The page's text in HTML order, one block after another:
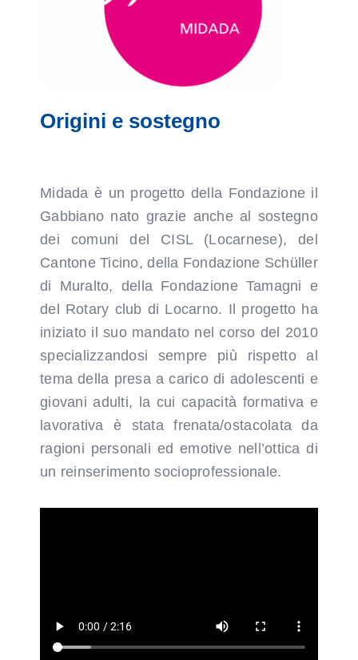
ASSOCIAZIONE AMICI DEL GABBIANO
Origini e sostegno
Midada è un progetto della Fondazione il
Gabbiano nato grazie anche al sostegno
dei comuni del CISL (Locarnese), del
Cantone Ticino, della Fondazione Schüller
di Muralto, della Fondazione Tamagni e
del Rotary club di Locarno. Il progetto ha
iniziato il suo mandato nel corso del 2010
specializzandosi sempre più rispetto al
tema della presa a carico di adolescenti e
giovani adulti, la cui capacità formativa e
lavorativa è stata frenata/ostacolata da
ragioni personali ed emotive nell’ottica di
un reinserimento socioprofessionale.